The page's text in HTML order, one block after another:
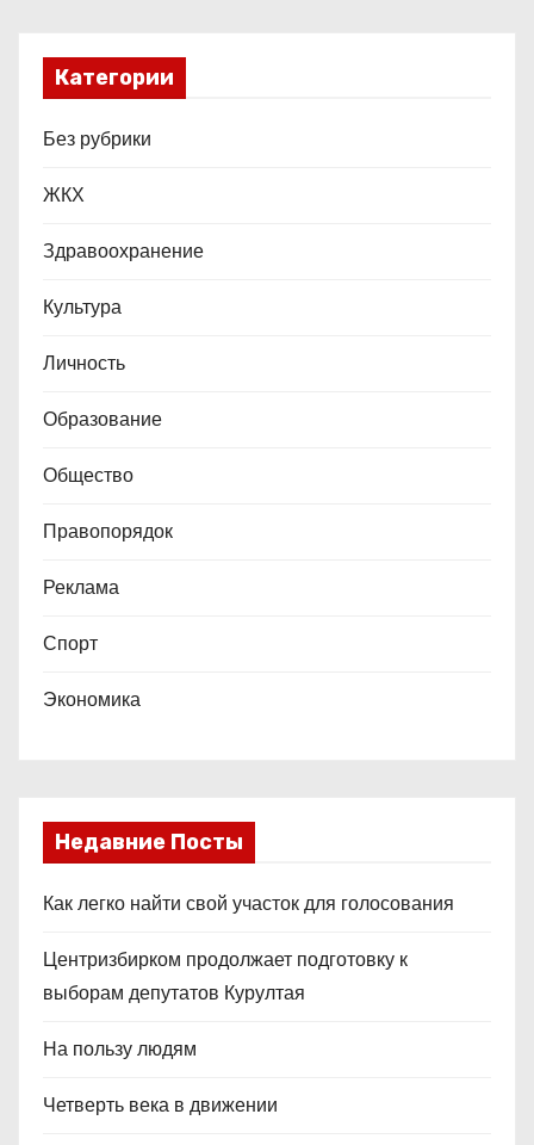
Категории
Без рубрики
ЖКХ
Здравоохранение
Культура
Личность
Образование
Общество
Правопорядок
Реклама
Спорт
Экономика
Недавние Посты
Как легко найти свой участок для голосования
Центризбирком продолжает подготовку к
выборам депутатов Курултая
На пользу людям
Четверть века в движении